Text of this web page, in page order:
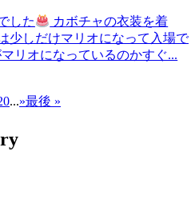
した
カボチャの衣装を着
少しだけマリオになって入場で
リオになっているのかすぐ...
...»最後 »